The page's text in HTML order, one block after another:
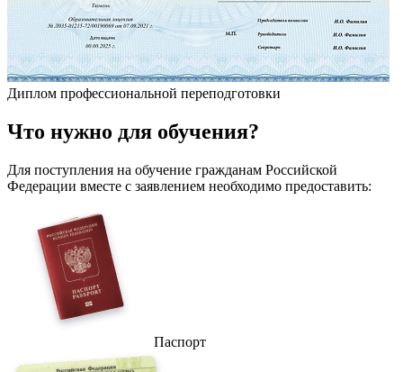
Диплом профессиональной переподготовки
Что нужно для обучения?
Для поступления на обучение гражданам Российской
Федерации вместе с заявлением необходимо предоставить:
Паспорт